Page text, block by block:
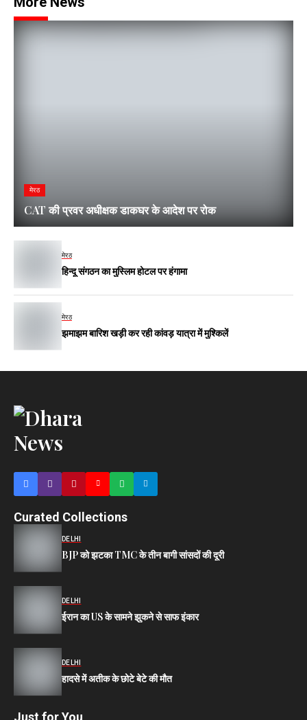
मेरठ
CAT की प्रवर अधीक्षक डाकघर के आदेश पर रोक
मेरठ
हिन्दू संगठन का मुस्लिम होटल पर हंगामा
मेरठ
झमाझम बारिश खड़ी कर रही कांवड़ यात्रा में मुश्किलें
Curated Collections
DELHI
BJP को झटका TMC के तीन बागी सांसदों की दूरी
DELHI
ईरान का US के सामने झुकने से साफ इंकार
DELHI
हादसे में अतीक के छोटे बेटे की मौत
Just for You